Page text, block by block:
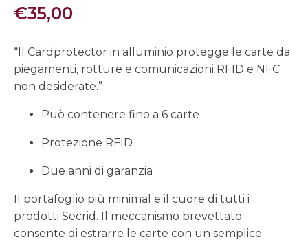
€35,00
“Il Cardprotector in alluminio protegge le carte da
piegamenti, rotture e comunicazioni RFID e NFC
non desiderate.”
Può contenere fino a 6 carte
Protezione RFID
Due anni di garanzia
Il portafoglio più minimal e il cuore di tutti i
prodotti Secrid. Il meccanismo brevettato
consente di estrarre le carte con un semplice